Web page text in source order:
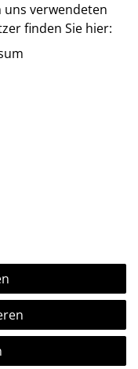
vorbehalten.
verwendeten
finden Sie hier: